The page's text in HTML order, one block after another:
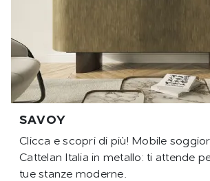
SAVOY
Clicca e scopri di più! Mobile
Cattelan Italia in metallo: ti attende
tue stanze moderne.